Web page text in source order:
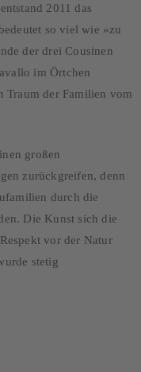
2011 das
so viel wie »zu
der drei Cousinen
im Örtchen
Traum der Familien vom
großen
zurückgreifen, denn
durch die
Die Kunst sich die
vor der Natur
stetig